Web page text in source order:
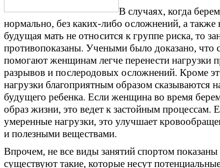
В случаях, когда
нормально, без каких-либо осложнений, а также
будущая мать не относится к группе риска, то
противопоказаны. Учеными было доказано, что
помогают женщинам легче перенести нагрузки
разрывов и послеродовых осложнений. Кроме
нагрузки благоприятным образом сказываются
будущего ребенка. Если женщина во время
образ жизни, это ведет к застойным процессам.
умеренные нагрузки, это улучшает
и полезными веществами.
Впрочем, не все виды занятий спортом
существуют такие, которые несут